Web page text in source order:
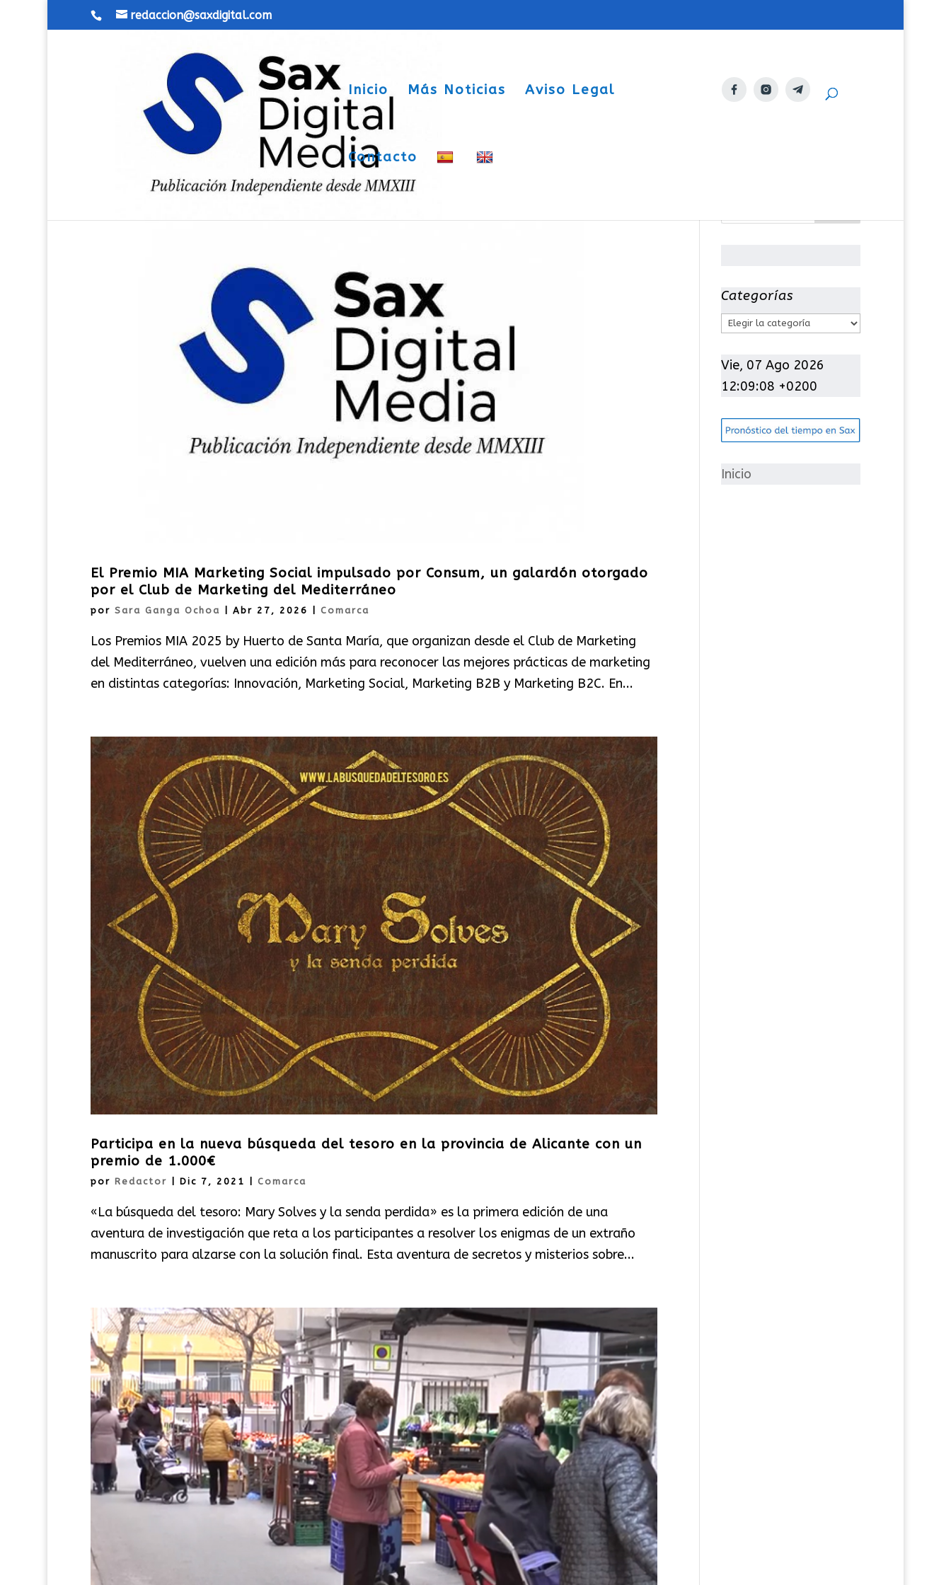
redaccion@saxdigital.com
Inicio Más Noticias Aviso Legal
Contacto
El Premio MIA Marketing Social impulsado por Consum, un galardón otorgado
por el Club de Marketing del Mediterráneo
por Sara Ganga Ochoa Abr 27, 2026 Comarca
Los Premios MIA 2025 by Huerto de Santa María, que organizan desde el Club de Marketing
del Mediterráneo, vuelven una edición más para reconocer las mejores prácticas de marketing
en distintas categorías: Innovación, Marketing Social, Marketing B2B y Marketing B2C. En...
Participa en la nueva búsqueda del tesoro en la provincia de Alicante con un
premio de 1.000€
por Redactor Dic 7, 2021 Comarca
«La búsqueda del tesoro: Mary Solves y la senda perdida» es la primera edición de una
aventura de investigación que reta a los participantes a resolver los enigmas de un extraño
manuscrito para alzarse con la solución final. Esta aventura de secretos y misterios sobre...
Categorías
C
t
e
o
í
Vie, 07 Ago 2026
12:09:09 +0200
Inicio